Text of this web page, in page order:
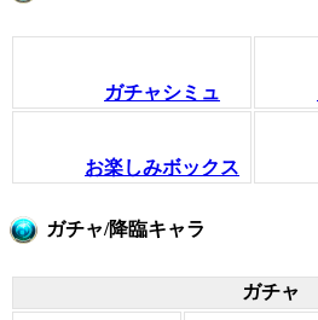
ガチャシミュ
お楽しみボックス
ガチャ/降臨キャラ
ガチャ